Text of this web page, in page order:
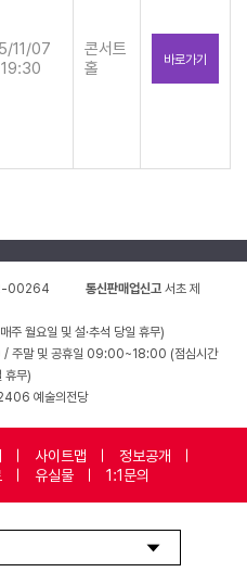
11/07
콘서트
홀
바로가기
00264 통신판매업신고서초 제
월요일 및 설·추석 당일 휴무)
말 및 공휴일 09:00~18:00 (점심시간
휴무)
예술의전당
사이트맵
정보공개
유실물 1:1문의